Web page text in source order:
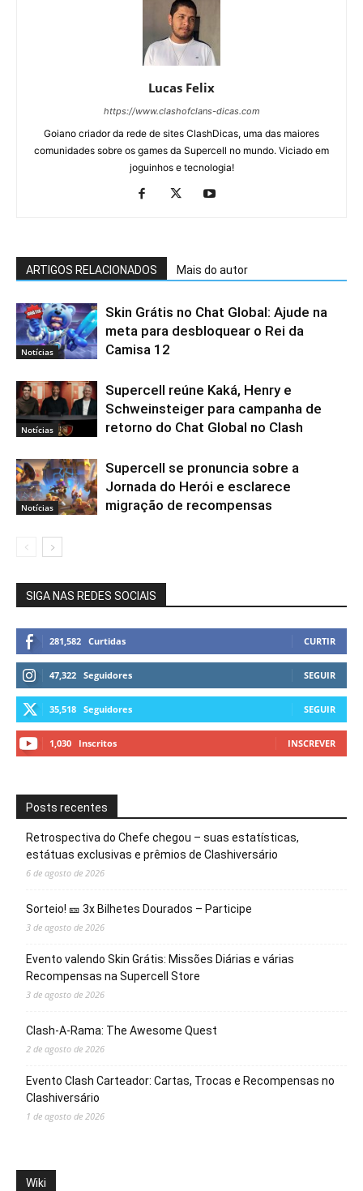
Lucas Felix
https://www.clashofclans-dicas.com
Goiano criador da rede de sites ClashDicas, uma das maiores
comunidades sobre os games da Supercell no mundo. Viciado em
joguinhos e tecnologia!
ARTIGOS RELACIONADOS Mais do autor
Notícias
Skin Grátis no Chat Global: Ajude na
meta para desbloquear o Rei da
Camisa 12
Notícias
Supercell reúne Kaká, Henry e
Schweinsteiger para campanha de
retorno do Chat Global no Clash
Notícias
Supercell se pronuncia sobre a
Jornada do Herói e esclarece
migração de recompensas
SIGA NAS REDES SOCIAIS
281,582 Curtidas CURTIR
47,322 Seguidores SEGUIR
35,518 Seguidores SEGUIR
1,030 Inscritos INSCREVER
Posts recentes
Retrospectiva do Chefe chegou – suas estatísticas,
estátuas exclusivas e prêmios de Clashiversário
6 de agosto de 2026
Sorteio! 🎫 3x Bilhetes Dourados – Participe
3 de agosto de 2026
Evento valendo Skin Grátis: Missões Diárias e várias
Recompensas na Supercell Store
3 de agosto de 2026
Clash-A-Rama: The Awesome Quest
2 de agosto de 2026
Evento Clash Carteador: Cartas, Trocas e Recompensas no
Clashiversário
1 de agosto de 2026
Wiki